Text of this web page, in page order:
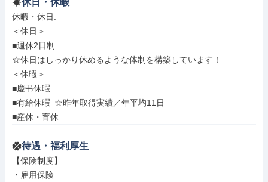
休日・休暇
休暇・休日:
＜休日＞
■週休2日制
☆休日はしっかり休めるような体制を構築しています！
＜休暇＞
■慶弔休暇
■有給休暇 ☆昨年取得実績／年平均11日
■産休・育休
待遇・福利厚生
【保険制度】
・雇用保険